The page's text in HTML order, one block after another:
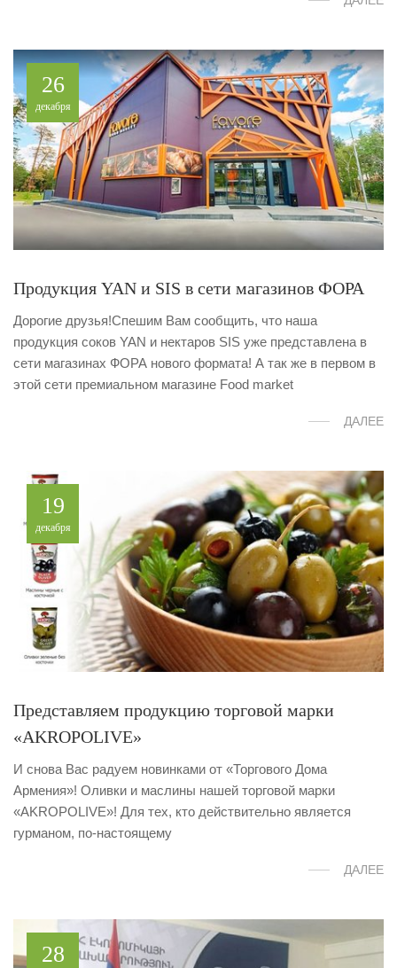
26
декабря
Продукция YAN и SIS в сети магазинов ФОРА
Дорогие друзья!Спешим Вам сообщить, что наша
продукция соков YAN и нектаров SIS уже представлена в
сети магазинах ФОРА нового формата! А так же в первом в
этой сети премиальном магазине Food market
ДАЛЕЕ
19
декабря
Представляем продукцию торговой марки
«AKROPOLIVE»
И снова Вас радуем новинками от «Торгового Дома
Армения»! Оливки и маслины нашей торговой марки
«AKROPOLIVE»! Для тех, кто действительно является
гурманом, по-настоящему
ДАЛЕЕ
28